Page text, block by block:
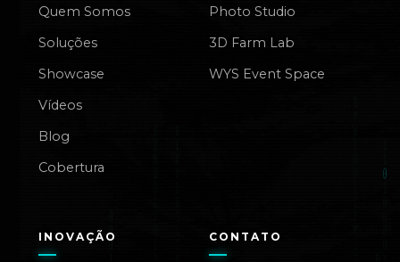
Quem Somos
Soluções
Showcase
Vídeos
Blog
Cobertura
Photo Studio
3D Farm Lab
WYS Event Space
INOVAÇÃO CONTATO